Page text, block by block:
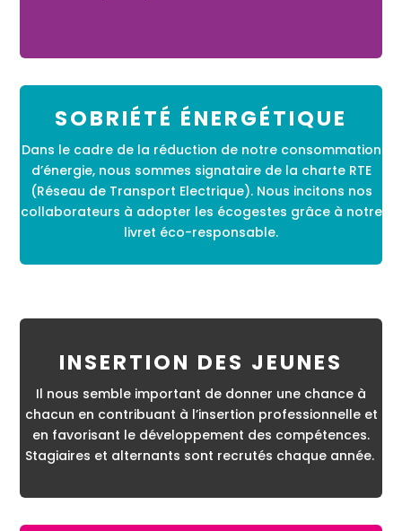
SOBRIÉTÉ ÉNERGÉTIQUE
Dans le cadre de la réduction de notre consommation
d’énergie, nous sommes signataire de la charte RTE
(Réseau de Transport Electrique). Nous incitons nos
collaborateurs à adopter les écogestes grâce à notre
livret éco-responsable.
INSERTION DES JEUNES
Il nous semble important de donner une chance à
chacun en contribuant à l’insertion professionnelle et
en favorisant le développement des compétences.
Stagiaires et alternants sont recrutés chaque année.